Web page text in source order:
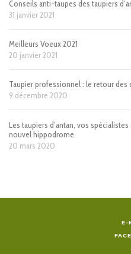
Conseils anti-taupes des taupiers
31 janvier 2021
Meilleurs Voeux 2021
20 janvier 2021
Taupier professionnel : le retour des
9 décembre 2020
Les taupiers d’antan, vos
nouvel hippodrome.
20 mars 2020
E-